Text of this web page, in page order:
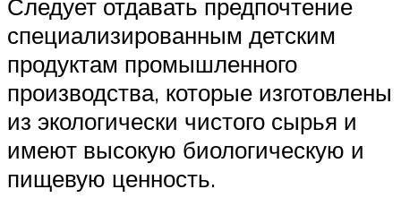
Следует отдавать предпочтение
специализированным детским
продуктам промышленного
производства, которые изготовлены
из экологически чистого сырья и
имеют высокую биологическую и
пищевую ценность.